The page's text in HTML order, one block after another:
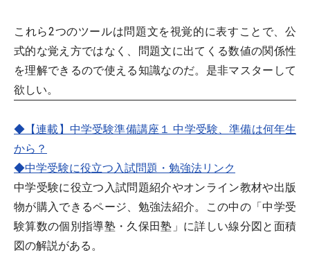
これら2つのツールは問題文を視覚的に表すことで、公
式的な覚え方ではなく、問題文に出てくる数値の関係性
を理解できるので使える知識なのだ。是非マスターして
欲しい。
◆【連載】中学受験準備講座１ 中学受験、準備は何年生
から？
◆中学受験に役立つ入試問題・勉強法リンク
中学受験に役立つ入試問題紹介やオンライン教材や出版
物が購入できるページ、勉強法紹介。この中の「中学受
験算数の個別指導塾・久保田塾」に詳しい線分図と面積
図の解説がある。